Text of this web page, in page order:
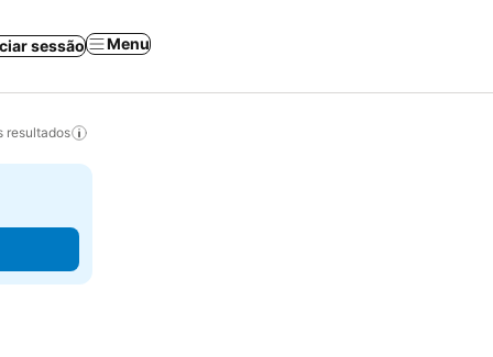
sessão Menu
resultados